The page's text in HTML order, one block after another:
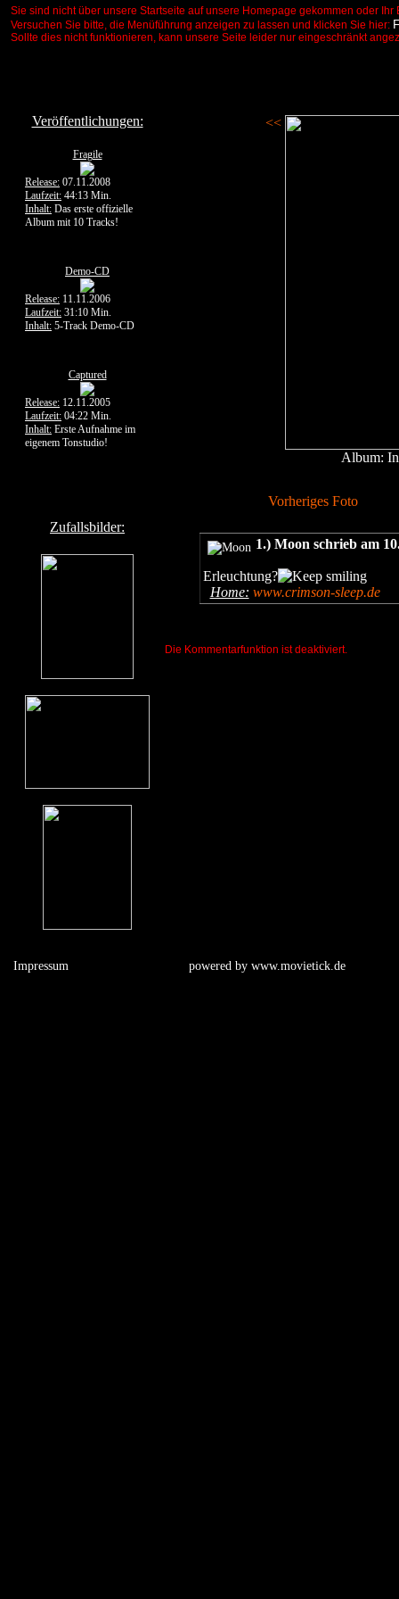
Sie sind nicht über unsere Startseite auf unsere Homepage gekommen oder
Versuchen Sie bitte, die Menüführung anzeigen zu lassen und klicken Sie hier:
Sollte dies nicht funktionieren, kann unsere Seite leider nur eingeschränkt
Veröffentlichungen:
Fragile
Release: 07.11.2008
Laufzeit: 44:13 Min.
Inhalt: Das erste offizielle
Album mit 10 Tracks!
Demo-CD
Release: 11.11.2006
Laufzeit: 31:10 Min.
Inhalt: 5-Track Demo-CD
Captured
Release: 12.11.2005
Laufzeit: 04:22 Min.
Inhalt: Erste Aufnahme im
eigenem Tonstudio!
Zufallsbilder:
<<
Album:
Vorheriges Foto
1.) Moon schrieb am
Erleuchtung?
Home: www.crimson-sleep.de
Die Kommentarfunktion ist deaktiviert.
Impressum powered by www.movietick.de